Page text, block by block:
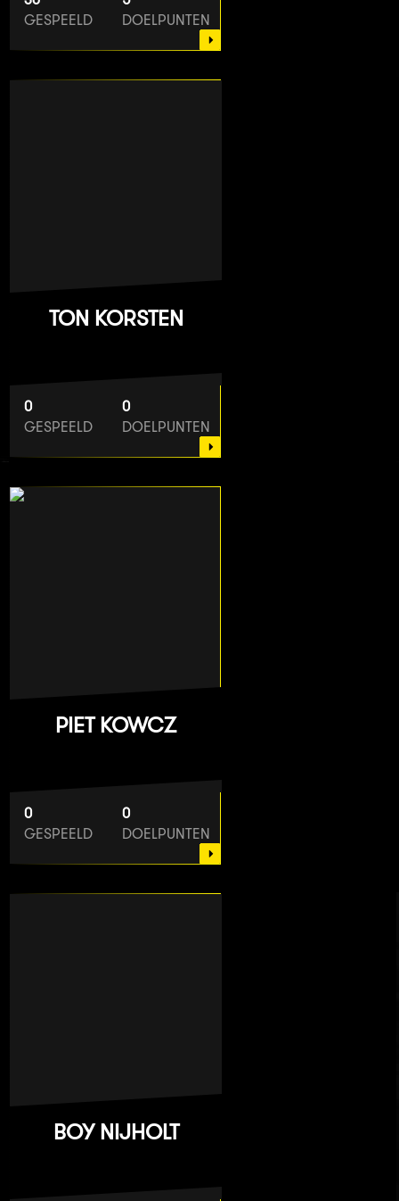
GESPEELD
DOELPUNTEN
TON KORSTEN
0
GESPEELD
0
DOELPUNTEN
PIET KOWCZ
0
GESPEELD
0
DOELPUNTEN
BOY NIJHOLT